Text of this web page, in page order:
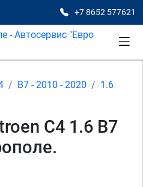
+7 8652 577621
B7 - 2010 - 2020
1.6
C4 1.6 B7